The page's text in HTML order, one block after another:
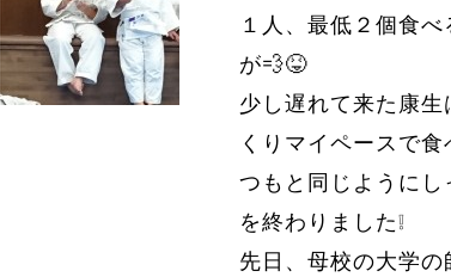
１人、最低２個食
が💨😝
少し遅れて来た康
くりマイペースで
つもと同じように
を終わりました❕
先日、母校の大学